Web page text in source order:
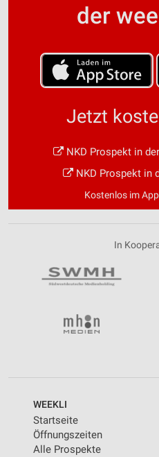
der
Jetzt
NKD Prospekt in
NKD Prospekt in
Kostenlos im
In
WEEKLI
Startseite
Öffnungszeiten
Alle Prospekte